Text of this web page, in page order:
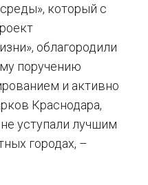
который с
облагородили
поручению
и активно
Краснодара,
уступали лучшим
городах, –